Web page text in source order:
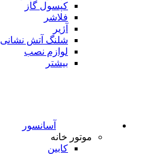
کپسول گاز
فلاشر
آژیر
شلنگ آتش نشانی
لوازم نصب
بیشتر
آسانسور
موتور خانه
کابین